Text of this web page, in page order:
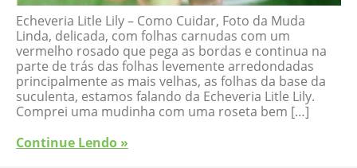
Echeveria Litle Lily – Como Cuidar, Foto da Muda
Linda, delicada, com folhas carnudas com um
vermelho rosado que pega as bordas e continua na
parte de trás das folhas levemente arredondadas
principalmente as mais velhas, as folhas da base da
suculenta, estamos falando da Echeveria Litle Lily.
Comprei uma mudinha com uma roseta bem […]
Continue Lendo »